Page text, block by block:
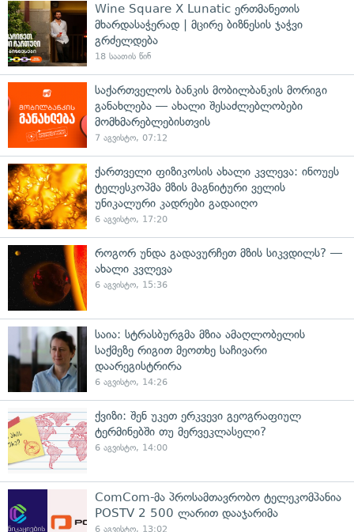
Wine Square X Lunatic ერთმანეთის
მხარდასაჭერად | მცირე ბიზნესის ჯაჭვი
გრძელდება
18 საათის წინ
საქართველოს ბანკის მობილბანკის მორიგი
განახლება — ახალი შესაძლებლობები
მომხმარებლებისთვის
7 აგვისტო, 07:12
ქართველი ფიზიკოსის ახალი კვლევა: ინოუეს
ტელესკოპმა მზის მაგნიტური ველის
უნიკალური კადრები გადაიღო
6 აგვისტო, 17:20
როგორ უნდა გადავურჩეთ მზის სიკვდილს? —
ახალი კვლევა
6 აგვისტო, 15:36
საია: სტრასბურგმა მზია ამაღლობელის
საქმეზე რიგით მეოთხე საჩივარი
დაარეგისტრირა
6 აგვისტო, 14:26
ქვიზი: შენ უკეთ ერკვევი გეოგრაფიულ
ტერმინებში თუ მერვეკლასელი?
6 აგვისტო, 14:00
ComCom-მა პროსამთავრობო ტელეკომპანია
POSTV 2 500 ლარით დააჯარიმა
6 აგვისტო, 13:02